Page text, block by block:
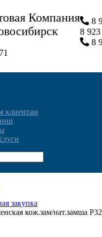
Компания
8
8
8
клиентам
закупка
кож.зам/нат.замша